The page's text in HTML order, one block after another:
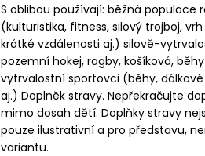
S oblibou používají: běžná populace
(kulturistika, fitness, silový trojboj,
krátké vzdálenosti aj.) silově-
pozemní hokej, ragby, košíková,
vytrvalostní sportovci (běhy,
aj.) Doplněk stravy. Nepřekračujte
mimo dosah dětí. Doplňky stravy
pouze ilustrativní a pro představu,
variantu.